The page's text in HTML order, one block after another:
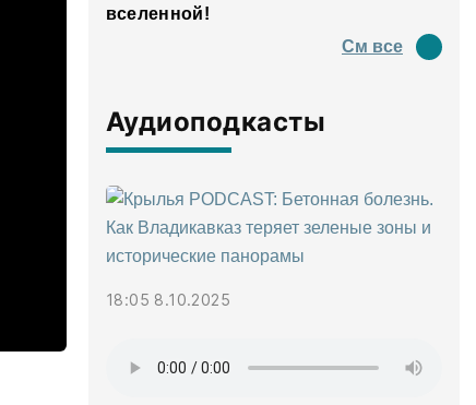
вселенной!
См все
Аудиоподкасты
18:05 8.10.2025